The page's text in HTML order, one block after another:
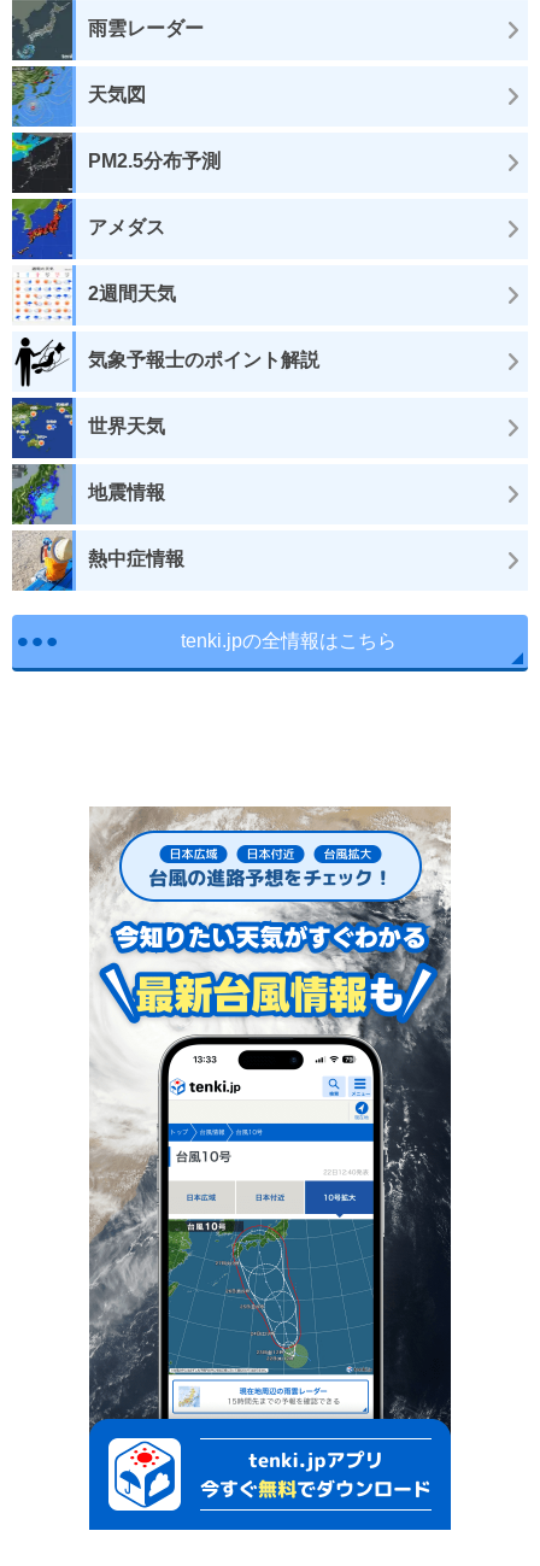
雨雲レーダー
天気図
PM2.5分布予測
アメダス
2週間天気
気象予報士のポイント解説
世界天気
地震情報
熱中症情報
tenki.jpの全情報はこちら